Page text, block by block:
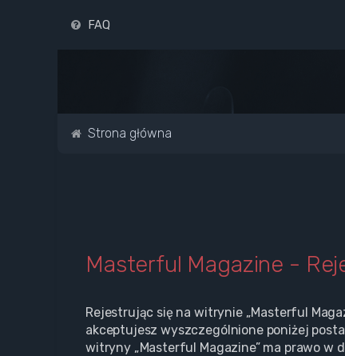
FAQ
Strona główna
Masterful Magazine -
Rejestrując się na witrynie „Masterful
akceptujesz wyszczególnione poniżej
witryny „Masterful Magazine” ma prawo w